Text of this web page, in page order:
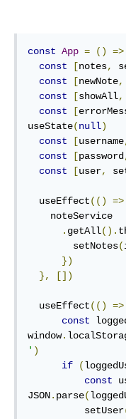
const App = () =>
const
[notes,
const
[newNote,
const
[showAll,
const
[
useState(null)
const
[username
const
[password
const
[user,
  useEffect
(() =>
. getAll().
        setNotes
(
})
},
[])
  useEffect
(() =>
const
window.
' )
if
(
const
JSON. parse(
          setUser